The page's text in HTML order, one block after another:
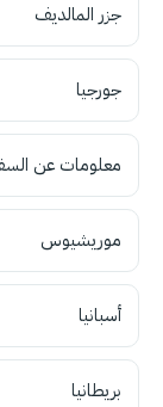
جزر المالديف
جورجيا
معلومات عن
موريشيوس
أسبانيا
بريطانيا